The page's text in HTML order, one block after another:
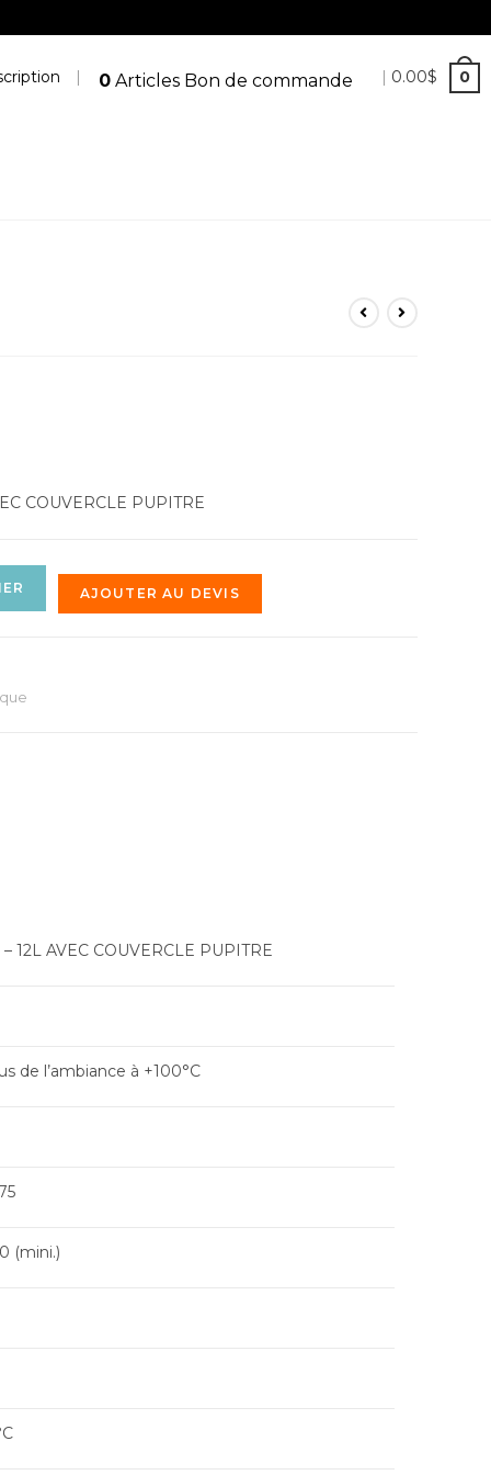
| 0 Articles Bon de commande | 0.00$ 0
COUVERCLE PUPITRE
AJOUTER AU DEVIS
12L AVEC COUVERCLE PUPITRE
de l’ambiance à +100°C
(mini.)